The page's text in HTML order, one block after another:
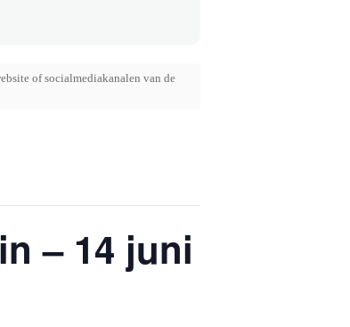
of socialmediakanalen van de
– 14 juni